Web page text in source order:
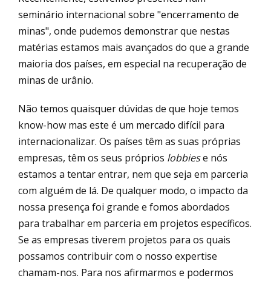
seminário internacional sobre "encerramento de
minas", onde pudemos demonstrar que nestas
matérias estamos mais avançados do que a grande
maioria dos países, em especial na recuperação de
minas de urânio.
Não temos quaisquer dúvidas de que hoje temos
know-how mas este é um mercado difícil para
internacionalizar. Os países têm as suas próprias
empresas, têm os seus próprios lobbiese nós
estamos a tentar entrar, nem que seja em parceria
com alguém de lá. De qualquer modo, o impacto da
nossa presença foi grande e fomos abordados
para trabalhar em parceria em projetos específicos.
Se as empresas tiverem projetos para os quais
possamos contribuir com o nosso expertise
chamam-nos. Para nos afirmarmos e podermos